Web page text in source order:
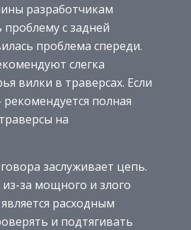
разработчикам
с задней
проблема спереди.
слегка
вилки в траверсах. Если
полная
на
заслуживает цепь.
за мощного и злого
расходным
и подтягивать